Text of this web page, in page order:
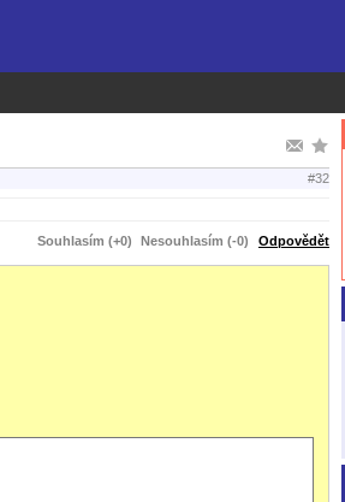
#32
Souhlasím (+0) Nesouhlasím (-0) Odpovědět